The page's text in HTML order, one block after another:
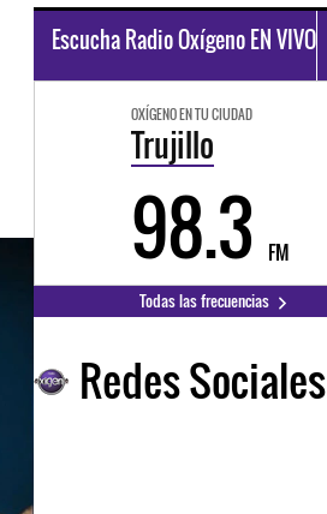
Escucha Radio Oxígeno EN VIVO
OXÍGENO EN TU CIUDAD
Trujillo
98.3 FM
Todas las frecuencias
Redes Sociales